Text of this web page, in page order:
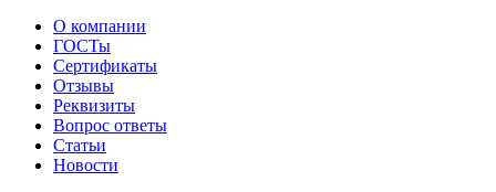
О компании
ГОСТы
Сертификаты
Отзывы
Реквизиты
Вопрос ответы
Статьи
Новости